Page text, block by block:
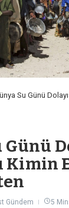
Su Günü
Günü
Kimin
Gündem
5